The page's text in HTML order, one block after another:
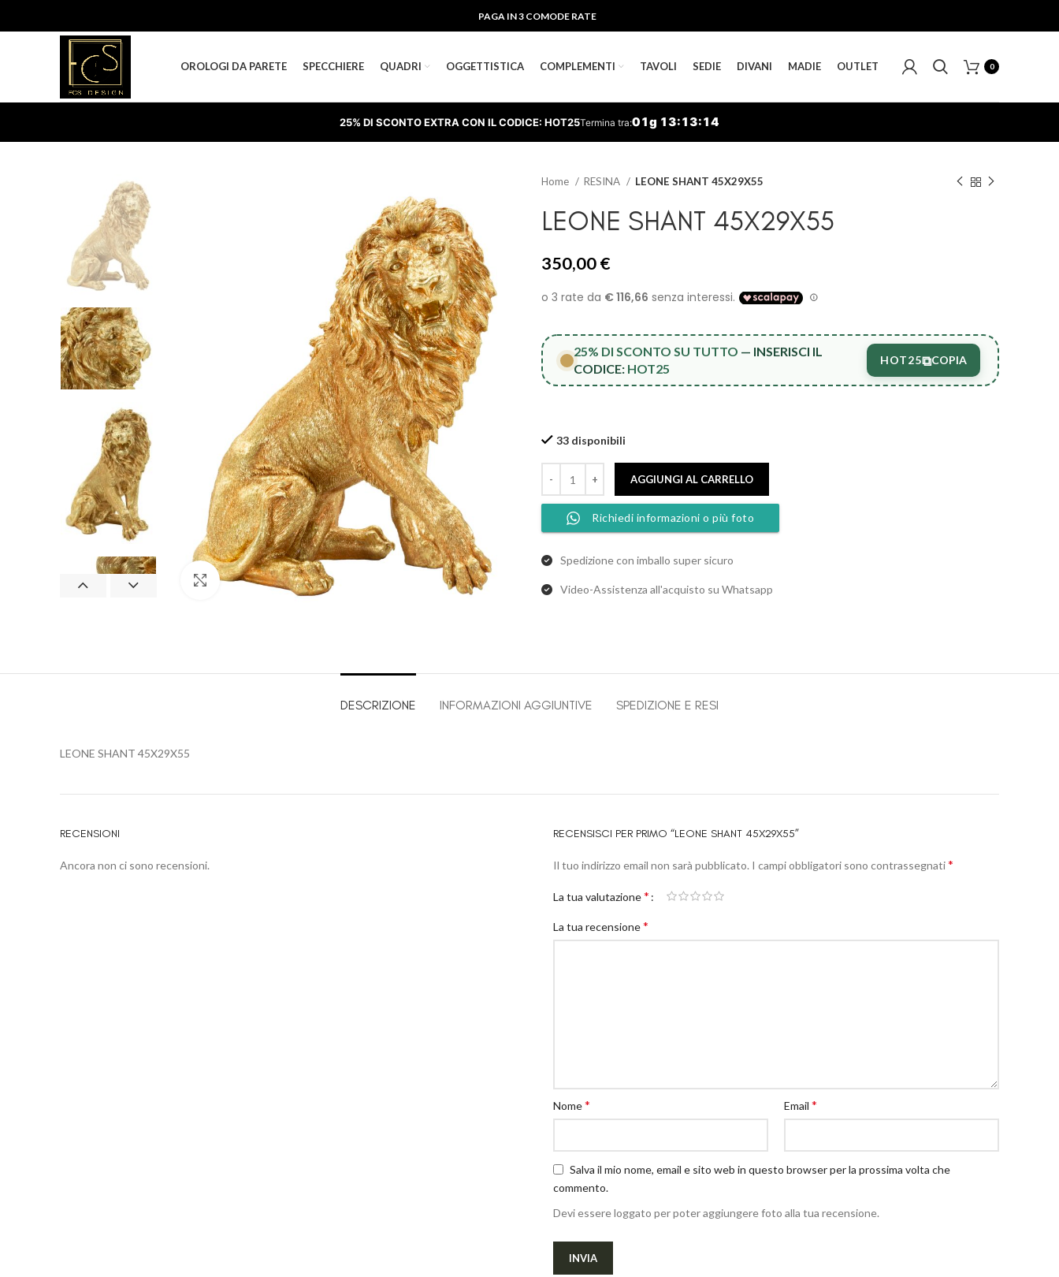
PAGA IN 3 COMODE RATE
OROLOGI DA PARETE SPECCHIERE QUADRI OGGETTISTICA COMPLEMENTI TAVOLI SEDIE DIVANI MADIE OUTLET 0
25% DI SCONTO EXTRA CON IL CODICE: HOT25Termina tra:01g 13:13:13
Clicca per ingrandire
Home RESINA LEONE SHANT 45X29X55
LEONE SHANT 45X29X55
350,00€
25% DI SCONTO SU TUTTO — INSERISCI IL
CODICE: HOT25
HOT25⧉COPIA
33 disponibili
AGGIUNGI AL CARRELLO
Richiedi informazioni o più foto
Spedizione con imballo super sicuro
Video-Assistenza all'acquisto su Whatsapp
DESCRIZIONE INFORMAZIONI AGGIUNTIVE SPEDIZIONE E RESI
LEONE SHANT 45X29X55
RECENSIONI
Ancora non ci sono recensioni.
RECENSISCI PER PRIMO “LEONE SHANT 45X29X55”
Il tuo indirizzo email non sarà pubblicato. I campi obbligatori sono contrassegnati*
La tua valutazione*
La tua recensione*
Nome* Email *
Salva il mio nome, email e sito web in questo browser per la prossima volta che
commento.
Devi essere loggato per poter aggiungere foto alla tua recensione.